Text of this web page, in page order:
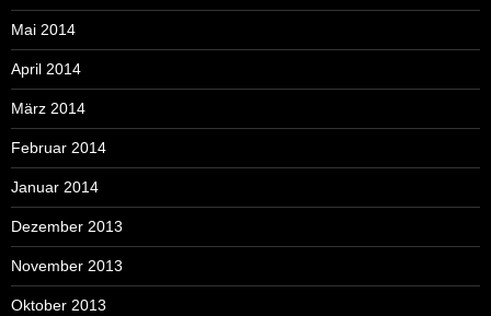
Mai 2014
April 2014
März 2014
Februar 2014
Januar 2014
Dezember 2013
November 2013
Oktober 2013